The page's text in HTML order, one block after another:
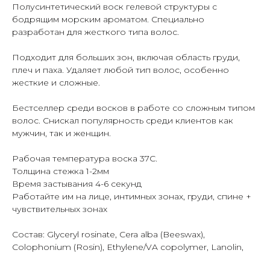
Полусинтетический воск гелевой структуры с
бодрящим морским ароматом. Специально
разработан для жесткого типа волос.
Подходит для больших зон, включая область груди,
плеч и паха. Удаляет любой тип волос, особенно
жесткие и сложные.
Бестселлер среди восков в работе со сложным типом
волос. Снискал популярность среди клиентов как
мужчин, так и женщин.
Рабочая температура воска 37С.
Толщина стежка 1-2мм
Время застывания 4-6 секунд
Работайте им на лице, интимных зонах, груди, спине +
чувствительных зонах
Состав: Glyceryl rosinate, Cera alba (Beeswax),
Colophonium (Rosin), Ethylene/VA copolymer, Lanolin,